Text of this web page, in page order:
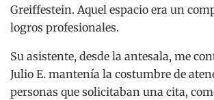
Greiffestein. Aquel espacio era un
logros profesionales.
Su asistente, desde la antesala, me
Julio E. mantenía la costumbre de
personas que solicitaban una cita,